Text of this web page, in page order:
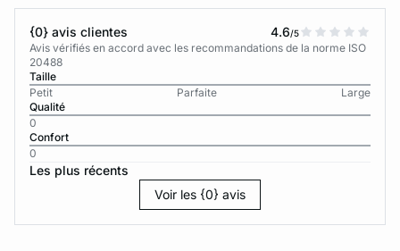
{0} avis clientes 4.6/5
Avis vérifiés en accord avec les recommandations de la norme ISO
20488
Taille
Petit
Parfaite
Large
Qualité
0
Confort
0
Les plus récents
Voir les {0} avis